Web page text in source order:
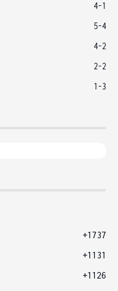
4-1
5-4
4-2
2-2
1-3
+1737
+1131
+1126